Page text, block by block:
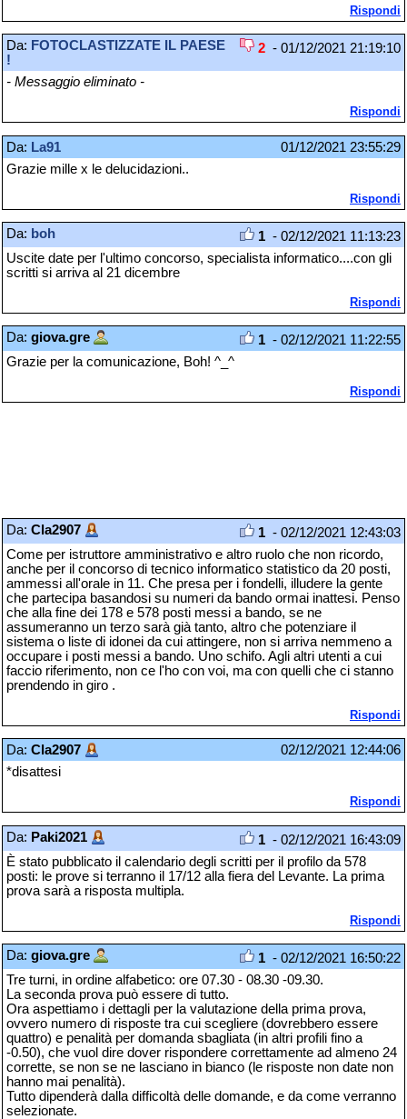
Rispondi
Da: FOTOCLASTIZZATE IL PAESE
!
2 - 01/12/2021 21:19:10
- Messaggio eliminato -
Rispondi
Da: La91
01/12/2021 23:55:29
Grazie mille x le delucidazioni..
Rispondi
Da: boh 1 - 02/12/2021 11:13:23
Uscite date per l'ultimo concorso, specialista informatico....con gli
scritti si arriva al 21 dicembre
Rispondi
Da: giova.gre 1 - 02/12/2021 11:22:55
Grazie per la comunicazione, Boh! ^_^
Rispondi
Da: Cla2907 1 - 02/12/2021 12:43:03
Come per istruttore amministrativo e altro ruolo che non ricordo,
anche per il concorso di tecnico informatico statistico da 20 posti,
ammessi all'orale in 11. Che presa per i fondelli, illudere la gente
che partecipa basandosi su numeri da bando ormai inattesi. Penso
che alla fine dei 178 e 578 posti messi a bando, se ne
assumeranno un terzo sarà già tanto, altro che potenziare il
sistema o liste di idonei da cui attingere, non si arriva nemmeno a
occupare i posti messi a bando. Uno schifo. Agli altri utenti a cui
faccio riferimento, non ce l'ho con voi, ma con quelli che ci stanno
prendendo in giro .
Rispondi
Da: Cla2907
02/12/2021 12:44:06
*disattesi
Rispondi
Da: Paki2021 1 - 02/12/2021 16:43:09
È stato pubblicato il calendario degli scritti per il profilo da 578
posti: le prove si terranno il 17/12 alla fiera del Levante. La prima
prova sarà a risposta multipla.
Rispondi
Da: giova.gre 1 - 02/12/2021 16:50:22
Tre turni, in ordine alfabetico: ore 07.30 - 08.30 -09.30.
La seconda prova può essere di tutto.
Ora aspettiamo i dettagli per la valutazione della prima prova,
ovvero numero di risposte tra cui scegliere (dovrebbero essere
quattro) e penalità per domanda sbagliata (in altri profili fino a
-0.50), che vuol dire dover rispondere correttamente ad almeno 24
corrette, se non se ne lasciano in bianco (le risposte non date non
hanno mai penalità).
Tutto dipenderà dalla difficoltà delle domande, e da come verranno
selezionate.